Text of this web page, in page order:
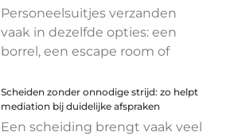
Personeelsuitjes verzanden
vaak in dezelfde opties: een
borrel, een escape room of
Scheiden zonder onnodige strijd: zo helpt
mediation bij duidelijke afspraken
Een scheiding brengt vaak veel